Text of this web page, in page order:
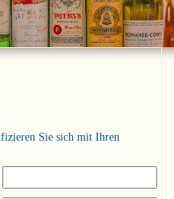
Sie sich mit Ihren